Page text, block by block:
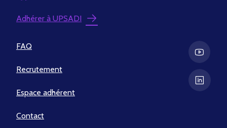
Adhérer à UPSADI
FAQ
Recrutement
Espace adhérent
Contact